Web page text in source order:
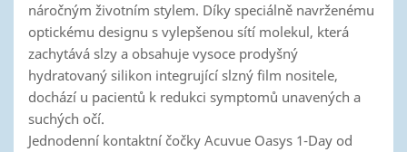
náročným životním stylem. Díky speciálně navrženému
optickému designu s vylepšenou sítí molekul, která
zachytává slzy a obsahuje vysoce prodyšný
hydratovaný silikon integrující slzný film nositele,
dochází u pacientů k redukci symptomů unavených a
suchých očí.​
Jednodenní kontaktní čočky Acuvue Oasys 1-Day od